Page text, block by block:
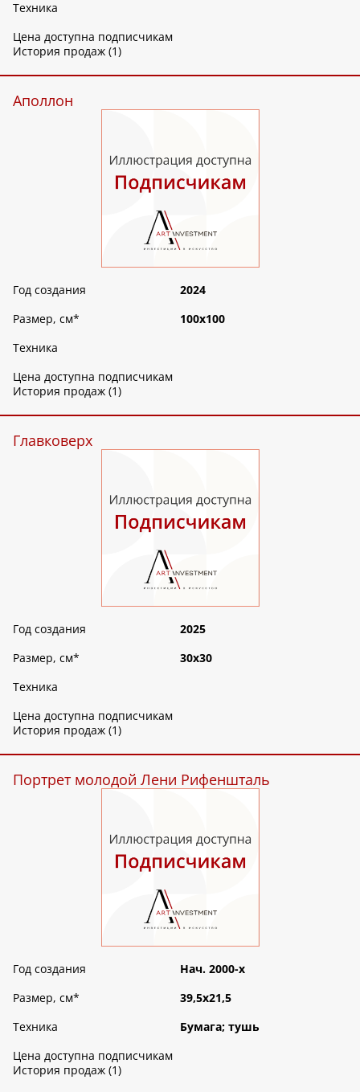
Техника
Цена доступна подписчикам
История продаж (1)
Аполлон
Год создания
2024
Размер, см*
100х100
Техника
Цена доступна подписчикам
История продаж (1)
Главковерх
Год создания
2025
Размер, см*
30х30
Техника
Цена доступна подписчикам
История продаж (1)
Портрет молодой Лени Рифеншталь
Год создания
Нач. 2000-х
Размер, см*
39,5х21,5
Техника
Бумага; тушь
Цена доступна подписчикам
История продаж (1)